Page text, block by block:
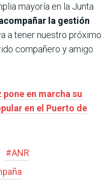
mayoría en la Junta
la gestión
a tener nuestro próximo
compañero y amigo
en marcha su
en el Puerto de
#ANR